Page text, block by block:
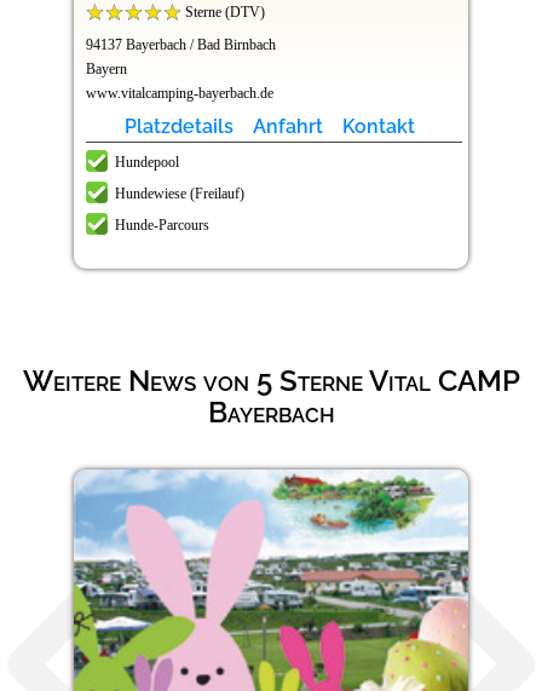
Sterne (DTV)
94137 Bayerbach / Bad Birnbach
Bayern
www.vitalcamping-bayerbach.de
Platzdetails Anfahrt Kontakt
Hundepool
Hundewiese (Freilauf)
Hunde-Parcours
Weitere News von 5 Sterne Vital CAMP
Bayerbach